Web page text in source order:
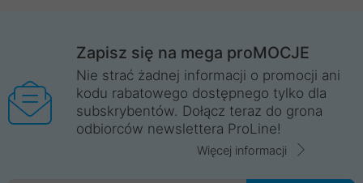
Zapisz się na mega proMOCJE
Nie strać żadnej informacji o promocji ani
kodu rabatowego dostępnego tylko dla
subskrybentów. Dołącz teraz do grona
odbiorców newslettera ProLine!
Więcej informacji